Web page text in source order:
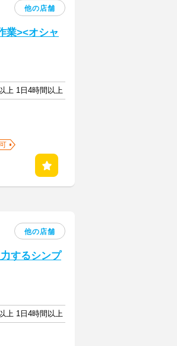
他の店舗
業><オシャ
上 1日4時間以上
他の店舗
するシンプ
上 1日4時間以上